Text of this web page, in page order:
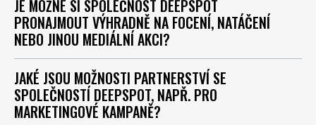
JE MOŽNÉ SI SPOLEČNOST DEEPSPOT
PRONAJMOUT VÝHRADNĚ NA FOCENÍ, NATÁČENÍ
NEBO JINOU MEDIÁLNÍ AKCI?
JAKÉ JSOU MOŽNOSTI PARTNERSTVÍ SE
SPOLEČNOSTÍ DEEPSPOT, NAPŘ. PRO
MARKETINGOVÉ KAMPANĚ?